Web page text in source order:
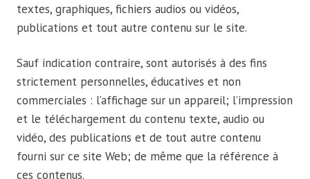
textes, graphiques, fichiers audios ou vidéos,
publications et tout autre contenu sur le site.
Sauf indication contraire, sont autorisés à des fins
strictement personnelles, éducatives et non
commerciales : l’affichage sur un appareil; l’impression
et le téléchargement du contenu texte, audio ou
vidéo, des publications et de tout autre contenu
fourni sur ce site Web; de même que la référence à
ces contenus.